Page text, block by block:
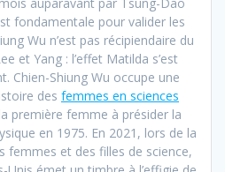
fondamentale pour valider les
Wu n’est pas récipiendaire du
et Yang : l’effet Matilda s’est
Chien-Shiung Wu occupe une
des femmes en sciences
première femme à présider la
en 1975. En 2021, lors de la
femmes et des filles de science,